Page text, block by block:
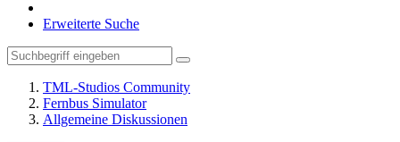
Erweiterte Suche
TML-Studios Community
Fernbus Simulator
Allgemeine Diskussionen